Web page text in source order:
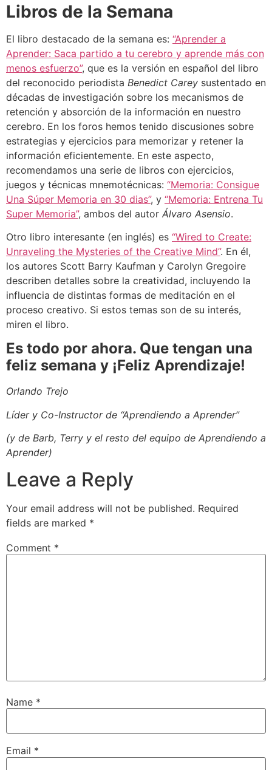
Libros de la Semana
El libro destacado de la semana es: “Aprender a
Aprender: Saca partido a tu cerebro y aprende más con
menos esfuerzo”, que es la versión en español del libro
del reconocido periodista Benedict Carey sustentado en
décadas de investigación sobre los mecanismos de
retención y absorción de la información en nuestro
cerebro. En los foros hemos tenido discusiones sobre
estrategias y ejercicios para memorizar y retener la
información eficientemente. En este aspecto,
recomendamos una serie de libros con ejercicios,
juegos y técnicas mnemotécnicas: “Memoria: Consigue
Una Súper Memoria en 30 dias”, y “Memoria: Entrena Tu
Super Memoria”, ambos del autor Álvaro Asensio.
Otro libro interesante (en inglés) es “Wired to Create:
Unraveling the Mysteries of the Creative Mind”. En él,
los autores Scott Barry Kaufman y Carolyn Gregoire
describen detalles sobre la creatividad, incluyendo la
influencia de distintas formas de meditación en el
proceso creativo. Si estos temas son de su interés,
miren el libro.
Es todo por ahora. Que tengan una
feliz semana y ¡Feliz Aprendizaje!
Orlando Trejo
Líder y Co-Instructor de “Aprendiendo a Aprender”
(y de Barb, Terry y el resto del equipo de Aprendiendo a
Aprender)
Leave a Reply
Your email address will not be published. Required
fields are marked *
Comment *
Name *
Email *